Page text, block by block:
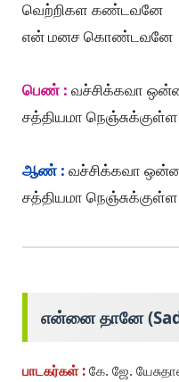
வெற்றிகள கண்டவனே
என் மனச கொண்டவனே
பெண் : வச்சிக்கவா
சத்தியமா
ஆண் : வச்சிக்கவா
சத்தியமா
என்னை தானே
பாடகர்கள் : கே. ஜே.